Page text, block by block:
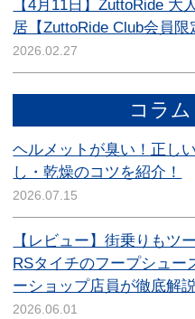
【4月11日】ZuttoRide
居【ZuttoRide Club会員限
2026.02.27
コラ
ヘルメットが臭い！正し
し・乾燥のコツを紹介！
2026.07.15
【レビュー】街乗りもツ
RSタイチのフープシュー
ーショップ店員が徹底解
2026.06.01